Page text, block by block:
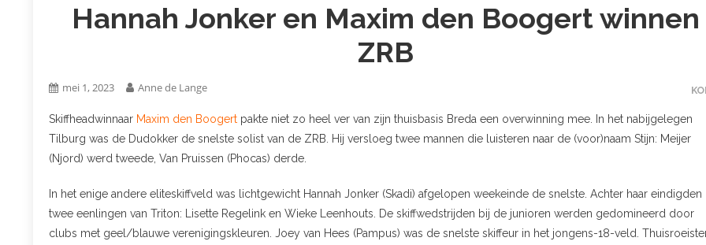
Hannah Jonker en Maxim den Boogert winnen
ZRB
mei 1, 2023 Anne de Lange
Skiffheadwinnaar Maxim den Boogert pakte niet zo heel ver van zijn thuisbasis Breda een overwinning mee. In het nabijgelegen
Tilburg was de Dudokker de snelste solist van de ZRB. Hij versloeg twee mannen die luisteren naar de (voor)naam Stijn: Meijer
(Njord) werd tweede, Van Pruissen (Phocas) derde.
In het enige andere eliteskiffveld was lichtgewicht Hannah Jonker (Skadi) afgelopen weekeinde de snelste. Achter haar eindigden
twee eenlingen van Triton: Lisette Regelink en Wieke Leenhouts. De skiffwedstrijden bij de junioren werden gedomineerd door
clubs met geel/blauwe verenigingskleuren. Joey van Hees (Pampus) was de snelste skiffeur in het jongens-18-veld.